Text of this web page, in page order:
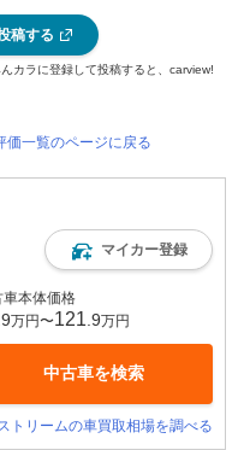
稿する
カラに登録して投稿すると、carview!
価一覧のページに戻る
マイカー登録
車本体価格
.9万円〜121 .9万円
中古車を検索
トリームの車買取相場を調べる